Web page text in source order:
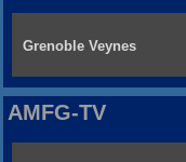
Grenoble Veynes
AMFG-TV